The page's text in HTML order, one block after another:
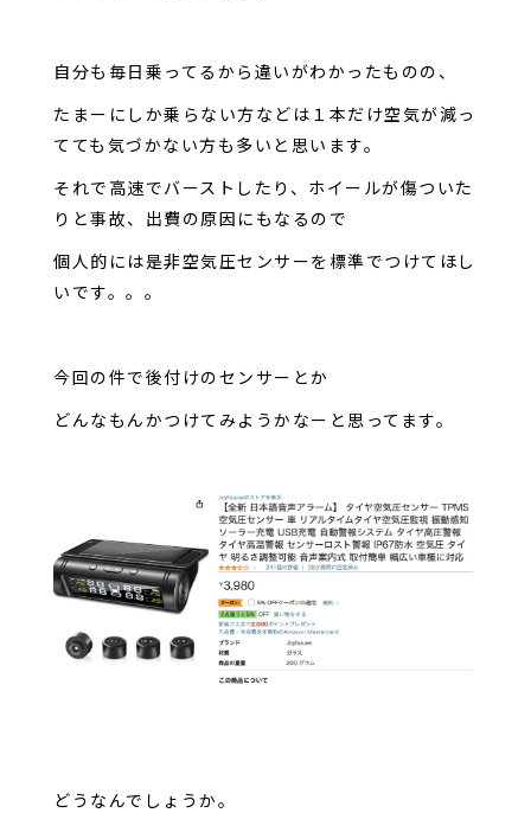
自分も毎日乗ってるから違いがわかったものの、
たまーにしか乗らない方などは１本だけ空気が減っ
てても気づかない方も多いと思います。
それで高速でバーストしたり、ホイールが傷ついた
りと事故、出費の原因にもなるので
個人的には是非空気圧センサーを標準でつけてほし
いです。。。
今回の件で後付けのセンサーとか
どんなもんかつけてみようかなーと思ってます。
どうなんでしょうか。